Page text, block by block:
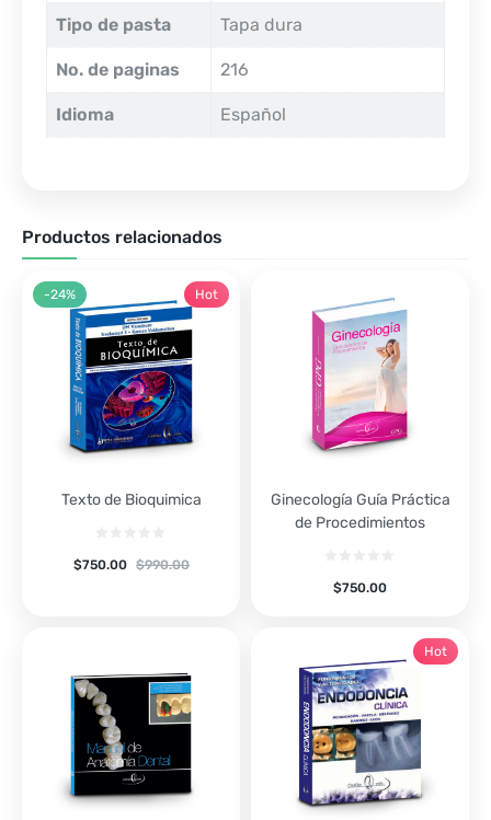
Tipo de pasta Tapa dura
No. de paginas 216
Idioma Español
Productos relacionados
Texto de Bioquimica
$990.00
$750.00
-24% Hot
Ginecología Guía Práctica
de Procedimientos
$750.00
Hot